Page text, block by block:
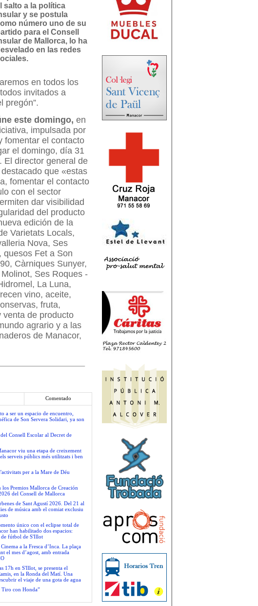
salto a la política
y se postula
número uno de su
para el Consell
de Mallorca, lo ha
en las redes
en todos los
invitados a
pregón”.
este domingo, en
impulsada por
fomentar el contacto
el domingo, día 31
El director general de
que «estas
fomentar el contacto
con el sector
dar visibilidad
del producto
edición de la
Varietats Locals,
Nova, Ses
quesos Fet a Son
Càrniques Sunyer,
Ses Roques -
La Luna,
vino, aceite,
fruta,
venta de producto
agrario y a las
de Manacor,
Comentado
a ser un espacio de encuentro,
de Son Servera Solidari, ya son
Consell Escolar al Decret de
viu una etapa de creixement
serveis públics més utilitzats i ben
per a la Mare de Déu
Premios Mallorca de Creación
del Consell de Mallorca
de Sant Agustí 2026. Del 21 al
de música amb el comiat exclusiu
único con el eclipse total de
han habilitado dos espacios:
de fútbol de S'Illot
a la Fresca d’Inca. La plaça
el mes d’agost, amb entrada
17h en S'Illot, se presenta el
en la Ronda del Matí. Una
el viaje de una gota de agua
Tiro con Honda”